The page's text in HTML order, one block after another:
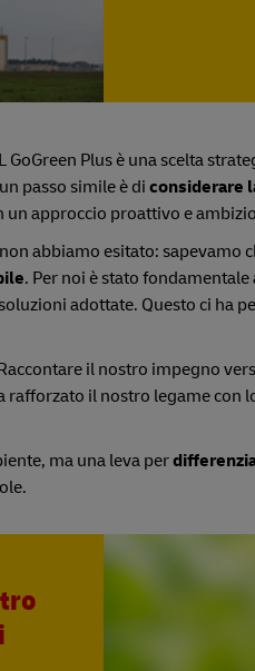
Plus è una scelta
passo simile è di considerare
un approccio proattivo e
abbiamo esitato: sapevamo
. Per noi è stato
adottate. Questo ci ha
il nostro impegno
il nostro legame con
ma una leva per